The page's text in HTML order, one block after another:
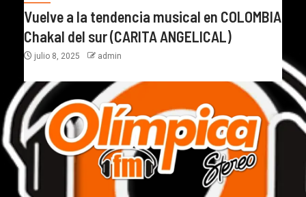
Vuelve a la tendencia musical en COLOMBIA
Chakal del sur (CARITA ANGELICAL)
julio 8, 2025 admin